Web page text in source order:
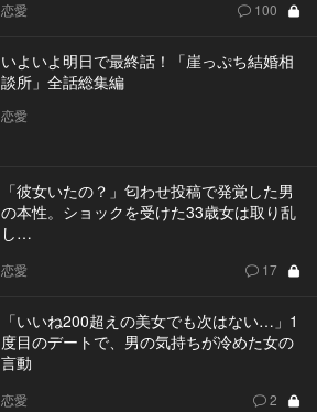
恋愛 100
いよいよ明日で最終話！「崖っぷち結婚相
談所」全話総集編
恋愛
「彼女いたの？」匂わせ投稿で発覚した男
の本性。ショックを受けた33歳女は取り乱
し…
恋愛 17
「いいね200超えの美女でも次はない…」1
度目のデートで、男の気持ちが冷めた女の
言動
恋愛 2